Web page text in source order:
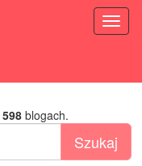
598blogach.